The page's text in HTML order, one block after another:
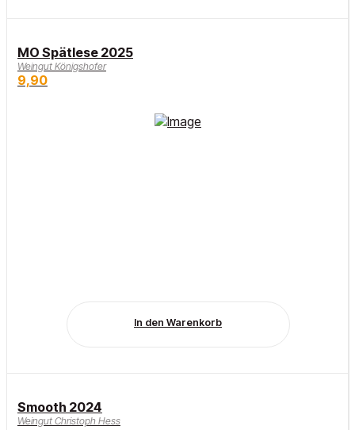
MO Spätlese 2025
Weingut Königshofer
9,90
In den Warenkorb
Smooth 2024
Weingut Christoph Hess